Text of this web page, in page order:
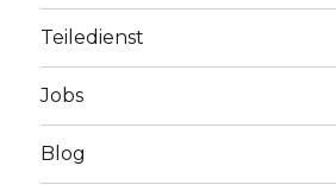
Teiledienst
Jobs
Blog